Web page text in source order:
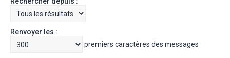
Renvoyer les :
premiers caractères des messages